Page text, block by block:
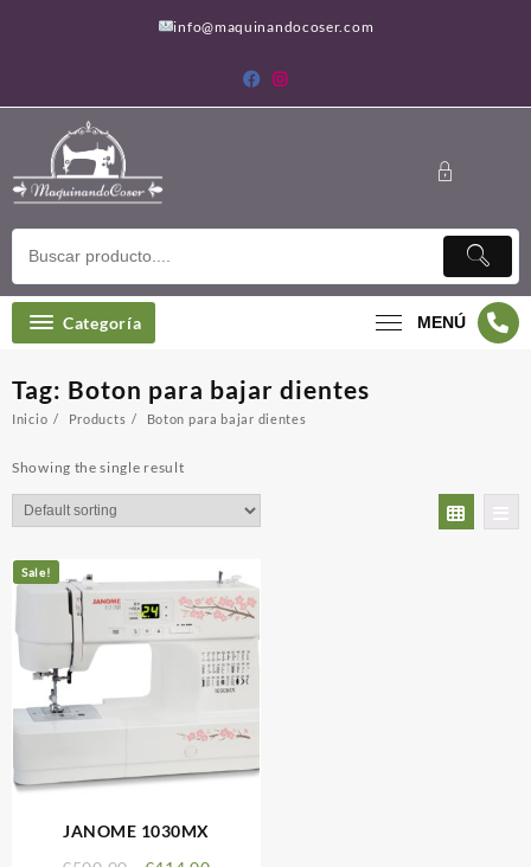
info@maquinandocoser.com
Categoría MENÚ
Tag: Boton para bajar dientes
Inicio Products Boton para bajar dientes
Showing the single result
Sale!
JANOME 1030MX